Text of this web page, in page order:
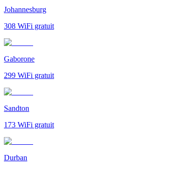
Johannesburg
308 WiFi gratuit
Gaborone
299 WiFi gratuit
Sandton
173 WiFi gratuit
Durban